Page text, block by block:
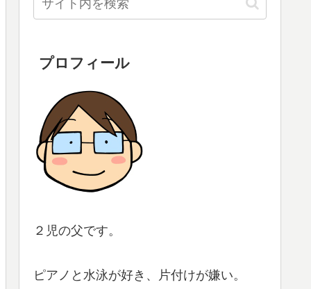
プロフィール
２児の父です。
ピアノと水泳が好き、片付けが嫌い。